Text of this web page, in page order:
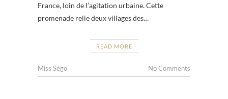
France, loin de l’agitation urbaine. Cette
promenade relie deux villages des…
READ MORE
Miss Ségo No Comments